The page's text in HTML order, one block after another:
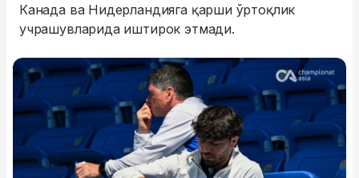
Канада ва Нидерландияга қарши ўртоқлик
учрашувларида иштирок этмади.